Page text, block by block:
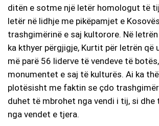
ditën e sotme një letër homologut të
letër në lidhje me pikëpamjet e
trashgimërinë e saj kultorore. Në
ka kthyer përgjigje, Kurtit për letrën që
më parë 56 liderve të vendeve të
monumentet e saj të kulturës. Ai ka
plotësisht me faktin se çdo
duhet të mbrohet nga vendi i tij, si dhe
nga vendet e tjera.